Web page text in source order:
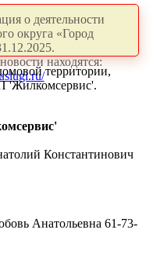
о деятельности
округа «Город
находятся:
территории,
'Жилкомсервис'.
Константинович
Анатольевна 61-73-